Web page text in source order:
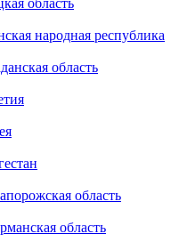
народная республика
область
область
область